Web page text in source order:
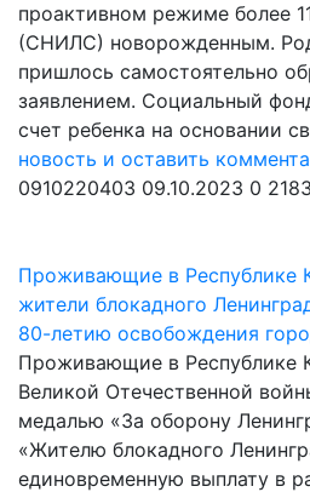
проактивном режиме более
(СНИЛС) новорожденным.
пришлось самостоятельно
заявлением. Социальный
счет ребенка на основании
новость и оставить
0910220403 09.10.2023 0
Проживающие в Республике
жители блокадного
80-летию освобождения
Проживающие в Республике
Великой Отечественной
медалью «За оборону
«Жителю блокадного
единовременную выплату в